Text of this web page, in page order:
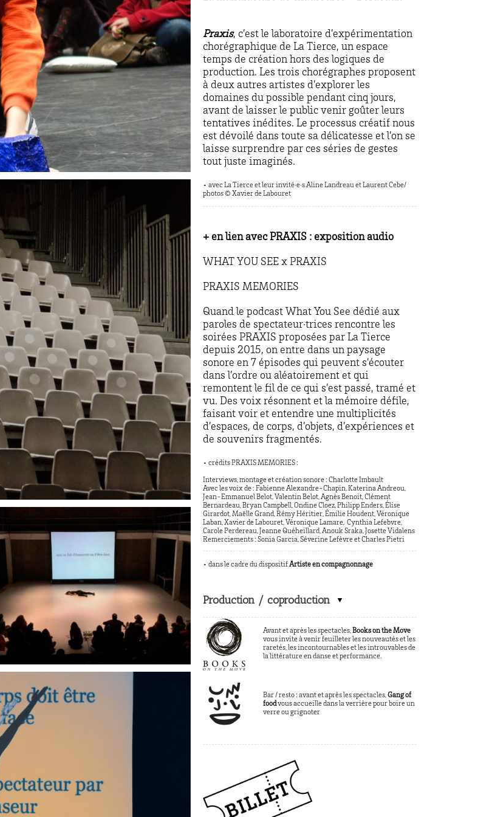
Praxis, c’est le laboratoire d’expérimentation
chorégraphique de La Tierce, un espace
temps de création hors des logiques de
production. Les trois chorégraphes proposent
à deux autres artistes d’explorer les
domaines du possible pendant cinq jours,
avant de laisser le public venir goûter leurs
tentatives inédites. Le processus créatif nous
est dévoilé dans toute sa délicatesse et l’on se
laisse surprendre par ces séries de gestes
tout juste imaginés.
• avec La Tierce et leur invité·e·s Aline Landreau et Laurent Cebe/
photos © Xavier de Labouret
+ en lien avec PRAXIS : exposition audio
WHAT YOU SEE x PRAXIS
PRAXIS MEMORIES
Quand le podcast What You See dédié aux
paroles de spectateur·trices rencontre les
soirées PRAXIS proposées par La Tierce
depuis 2015, on entre dans un paysage
sonore en 7 épisodes qui peuvent s’écouter
dans l’ordre ou aléatoirement et qui
remontent le fil de ce qui s’est passé, tramé et
vu. Des voix résonnent et la mémoire défile,
faisant voir et entendre une multiplicités
d’espaces, de corps, d’objets, d’expériences et
de souvenirs fragmentés.
• crédits PRAXIS MEMORIES :
Interviews, montage et création sonore : Charlotte Imbault
Avec les voix de : Fabienne Alexandre-Chapin, Katerina Andreou,
Jean-Emmanuel Belot, Valentin Belot, Agnès Benoit, Clément
Bernardeau, Bryan Campbell, Ondine Cloez, Philipp Enders, Élise
Girardot, Maëlle Grand, Rémy Héritier, Émilie Houdent, Véronique
Laban, Xavier de Labouret, Véronique Lamare, Cynthia Lefebvre,
Carole Perdereau, Jeanne Quéheillard, Anouk Sraka, Josette Vidalens
Remerciements : Sonia Garcia, Séverine Lefèvre et Charles Pietri
• dans le cadre du dispositifArtiste en compagnonnage
Production / coproduction
Avant et après les spectacles,Books on the Move
vous invite à venir feuilleter les nouveautés et les
raretés, les incontournables et les introuvables de
la littérature en danse et performance.
Bar / resto : avant et après les spectacles,Gang of
foodvous accueille dans la verrière pour boire un
verre ou grignoter